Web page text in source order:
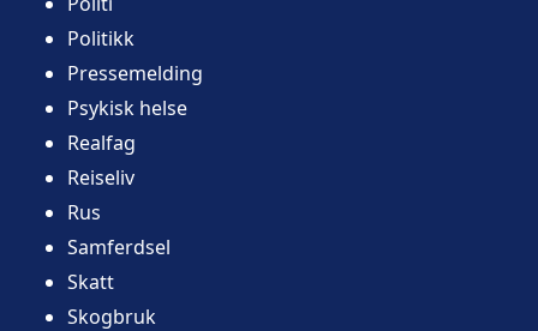
Politikk
Pressemelding
Psykisk helse
Realfag
Reiseliv
Rus
Samferdsel
Skatt
Skogbruk